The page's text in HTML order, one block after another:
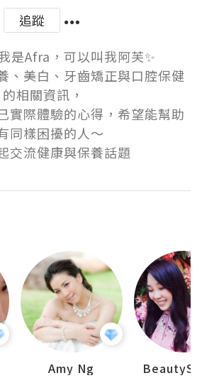
追蹤
是Afra，可以叫我阿芙✨
、美白、牙齒矯正與口腔保健
的相關資訊，
實際體驗的心得，希望能幫助
同樣困擾的人～
交流健康與保養話題
Amy Ng